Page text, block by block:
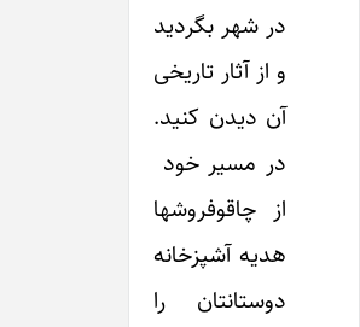
در شهر بگردید
و از آثار تاریخی
آن دیدن کنید.
در مسیر خود
از چاقوفروشها
هدیه آشپزخانه
دوستانتان را